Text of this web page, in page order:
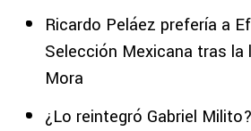
Ricardo Peláez prefería a
Selección Mexicana tras la
Mora
¿Lo reintegró Gabriel